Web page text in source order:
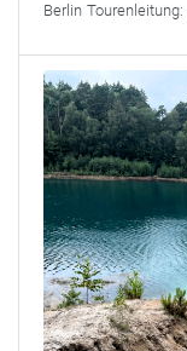
Berlin Tourenleitung: